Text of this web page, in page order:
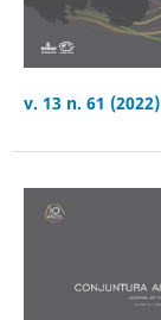
v. 13 n. 61 (2022)